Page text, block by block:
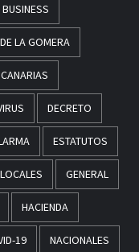
BUSINESS
LA GOMERA
CANARIAS
DECRETO
ESTATUTOS
GENERAL
HACIENDA
19 NACIONALES